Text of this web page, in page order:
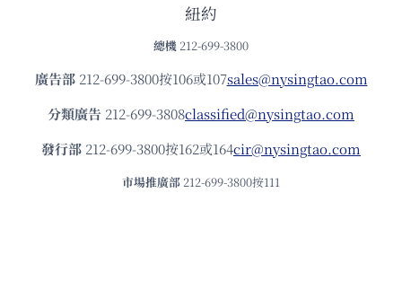
紐約
總機 212-699-3800
廣告部212-699-3800按106或107sales@nysingtao.com
分類廣告 212-699-3808classified@nysingtao.com
發⾏部 212-699-3800按162或164cir@nysingtao.com
市場推廣部 212-699-3800按111